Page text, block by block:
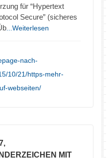
für “Hypertext
Secure” (sicheres
...Weiterlesen
nach-
10/21/https-mehr-
webseiten/
MIT